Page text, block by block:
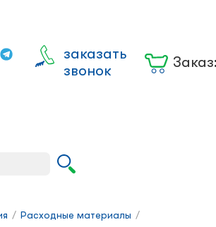
заказать
звонок
Заказ:
/ Расходные материалы /